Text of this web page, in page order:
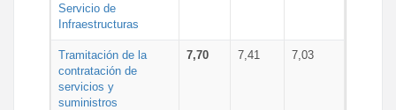
Servicio de
Infraestructuras
Tramitación de la
contratación de
servicios y
suministros
7,70 7,41 7,03